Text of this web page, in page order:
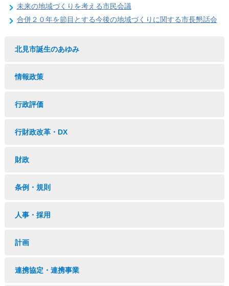
未来の地域づくりを考える市民会議
合併２０年を節目とする今後の地域づくりに関する市長懇話会
北見市誕生のあゆみ
情報政策
行政評価
行財政改革・DX
財政
条例・規則
人事・採用
計画
連携協定・連携事業